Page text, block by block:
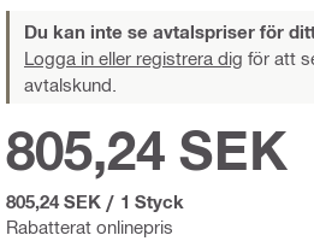
Du kan inte se avtalspriser för
Logga in eller registrera dig för att
avtalskund.
Rabatterat onlinepris
805,24 SEK
805,24 SEK / 1 Styck